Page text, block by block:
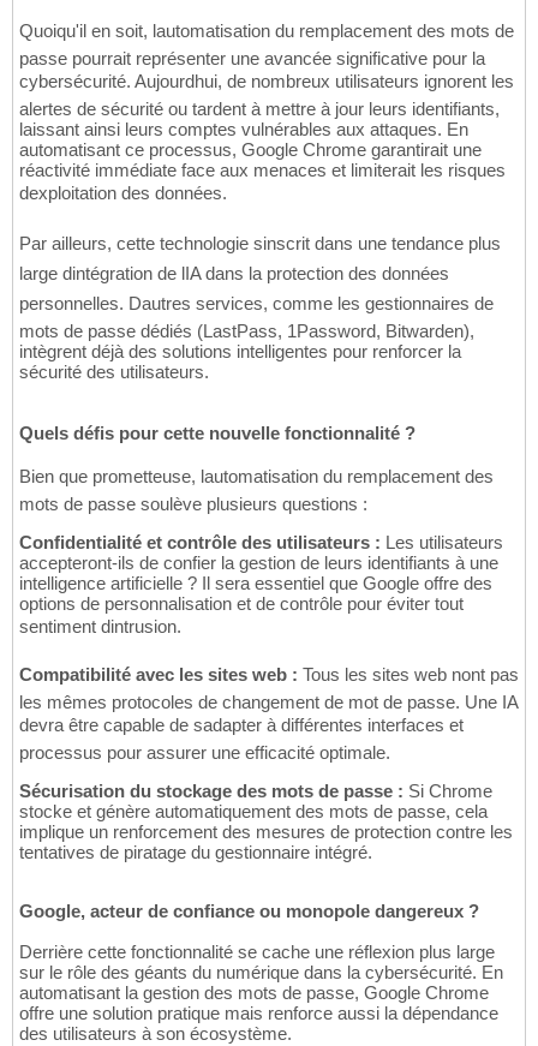
Quoiqu'il en soit, lautomatisation du remplacement des mots de
passe pourrait représenter une avancée significative pour la
cybersécurité. Aujourdhui, de nombreux utilisateurs ignorent les
alertes de sécurité ou tardent à mettre à jour leurs identifiants,
laissant ainsi leurs comptes vulnérables aux attaques. En
automatisant ce processus, Google Chrome garantirait une
réactivité immédiate face aux menaces et limiterait les risques
dexploitation des données.
Par ailleurs, cette technologie sinscrit dans une tendance plus
large dintégration de lIA dans la protection des données
personnelles. Dautres services, comme les gestionnaires de
mots de passe dédiés (LastPass, 1Password, Bitwarden),
intègrent déjà des solutions intelligentes pour renforcer la
sécurité des utilisateurs.
Quels défis pour cette nouvelle fonctionnalité ?
Bien que prometteuse, lautomatisation du remplacement des
mots de passe soulève plusieurs questions :
Confidentialité et contrôle des utilisateurs : Les utilisateurs
accepteront-ils de confier la gestion de leurs identifiants à une
intelligence artificielle ? Il sera essentiel que Google offre des
options de personnalisation et de contrôle pour éviter tout
sentiment dintrusion.
Compatibilité avec les sites web : Tous les sites web nont pas
les mêmes protocoles de changement de mot de passe. Une IA
devra être capable de sadapter à différentes interfaces et
processus pour assurer une efficacité optimale.
Sécurisation du stockage des mots de passe : Si Chrome
stocke et génère automatiquement des mots de passe, cela
implique un renforcement des mesures de protection contre les
tentatives de piratage du gestionnaire intégré.
Google, acteur de confiance ou monopole dangereux ?
Derrière cette fonctionnalité se cache une réflexion plus large
sur le rôle des géants du numérique dans la cybersécurité. En
automatisant la gestion des mots de passe, Google Chrome
offre une solution pratique mais renforce aussi la dépendance
des utilisateurs à son écosystème.